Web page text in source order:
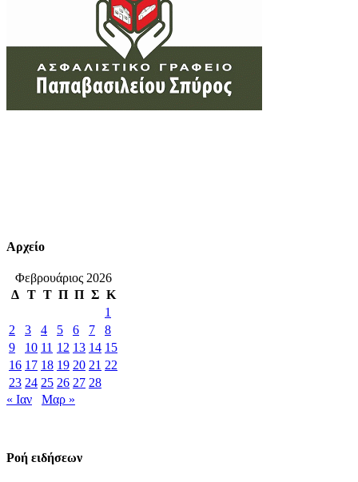
Αρχείο
Φεβρουάριος 2026
Δ Τ Τ Π Π Σ Κ
1
2
3 4 5 6 7
8
9
10 11 12 13 14 15
16 17 18 19 20 21 22
23 24 25 26 27 28
« Ιαν
Μαρ »
Ροή ειδήσεων